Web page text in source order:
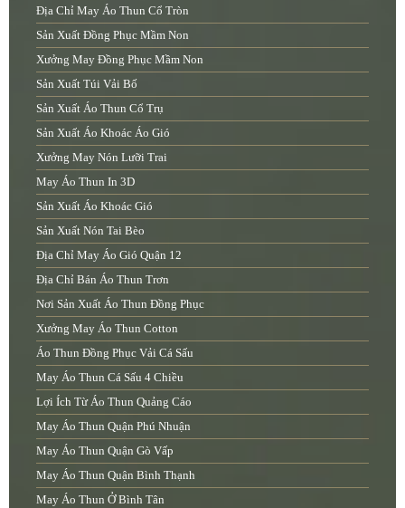
Địa Chỉ May Áo Thun Cổ Tròn
Sản Xuất Đồng Phục Mầm Non
Xưởng May Đồng Phục Mầm Non
Sản Xuất Túi Vải Bố
Sản Xuất Áo Thun Cổ Trụ
Sản Xuất Áo Khoác Áo Gió
Xưởng May Nón Lưỡi Trai
May Áo Thun In 3D
Sản Xuất Áo Khoác Gió
Sản Xuất Nón Tai Bèo
Địa Chỉ May Áo Gió Quận 12
Địa Chỉ Bán Áo Thun Trơn
Nơi Sản Xuất Áo Thun Đồng Phục
Xưởng May Áo Thun Cotton
Áo Thun Đồng Phục Vải Cá Sấu
May Áo Thun Cá Sấu 4 Chiều
Lợi Ích Từ Áo Thun Quảng Cáo
May Áo Thun Quận Phú Nhuận
May Áo Thun Quận Gò Vấp
May Áo Thun Quận Bình Thạnh
May Áo Thun Ở Bình Tân